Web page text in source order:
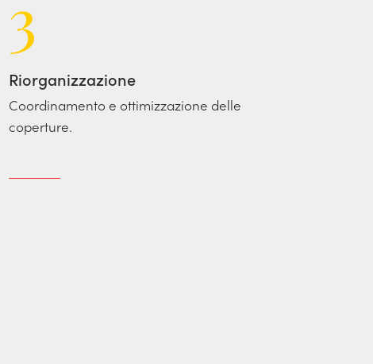
3
Riorganizzazione
Coordinamento e ottimizzazione delle
coperture.